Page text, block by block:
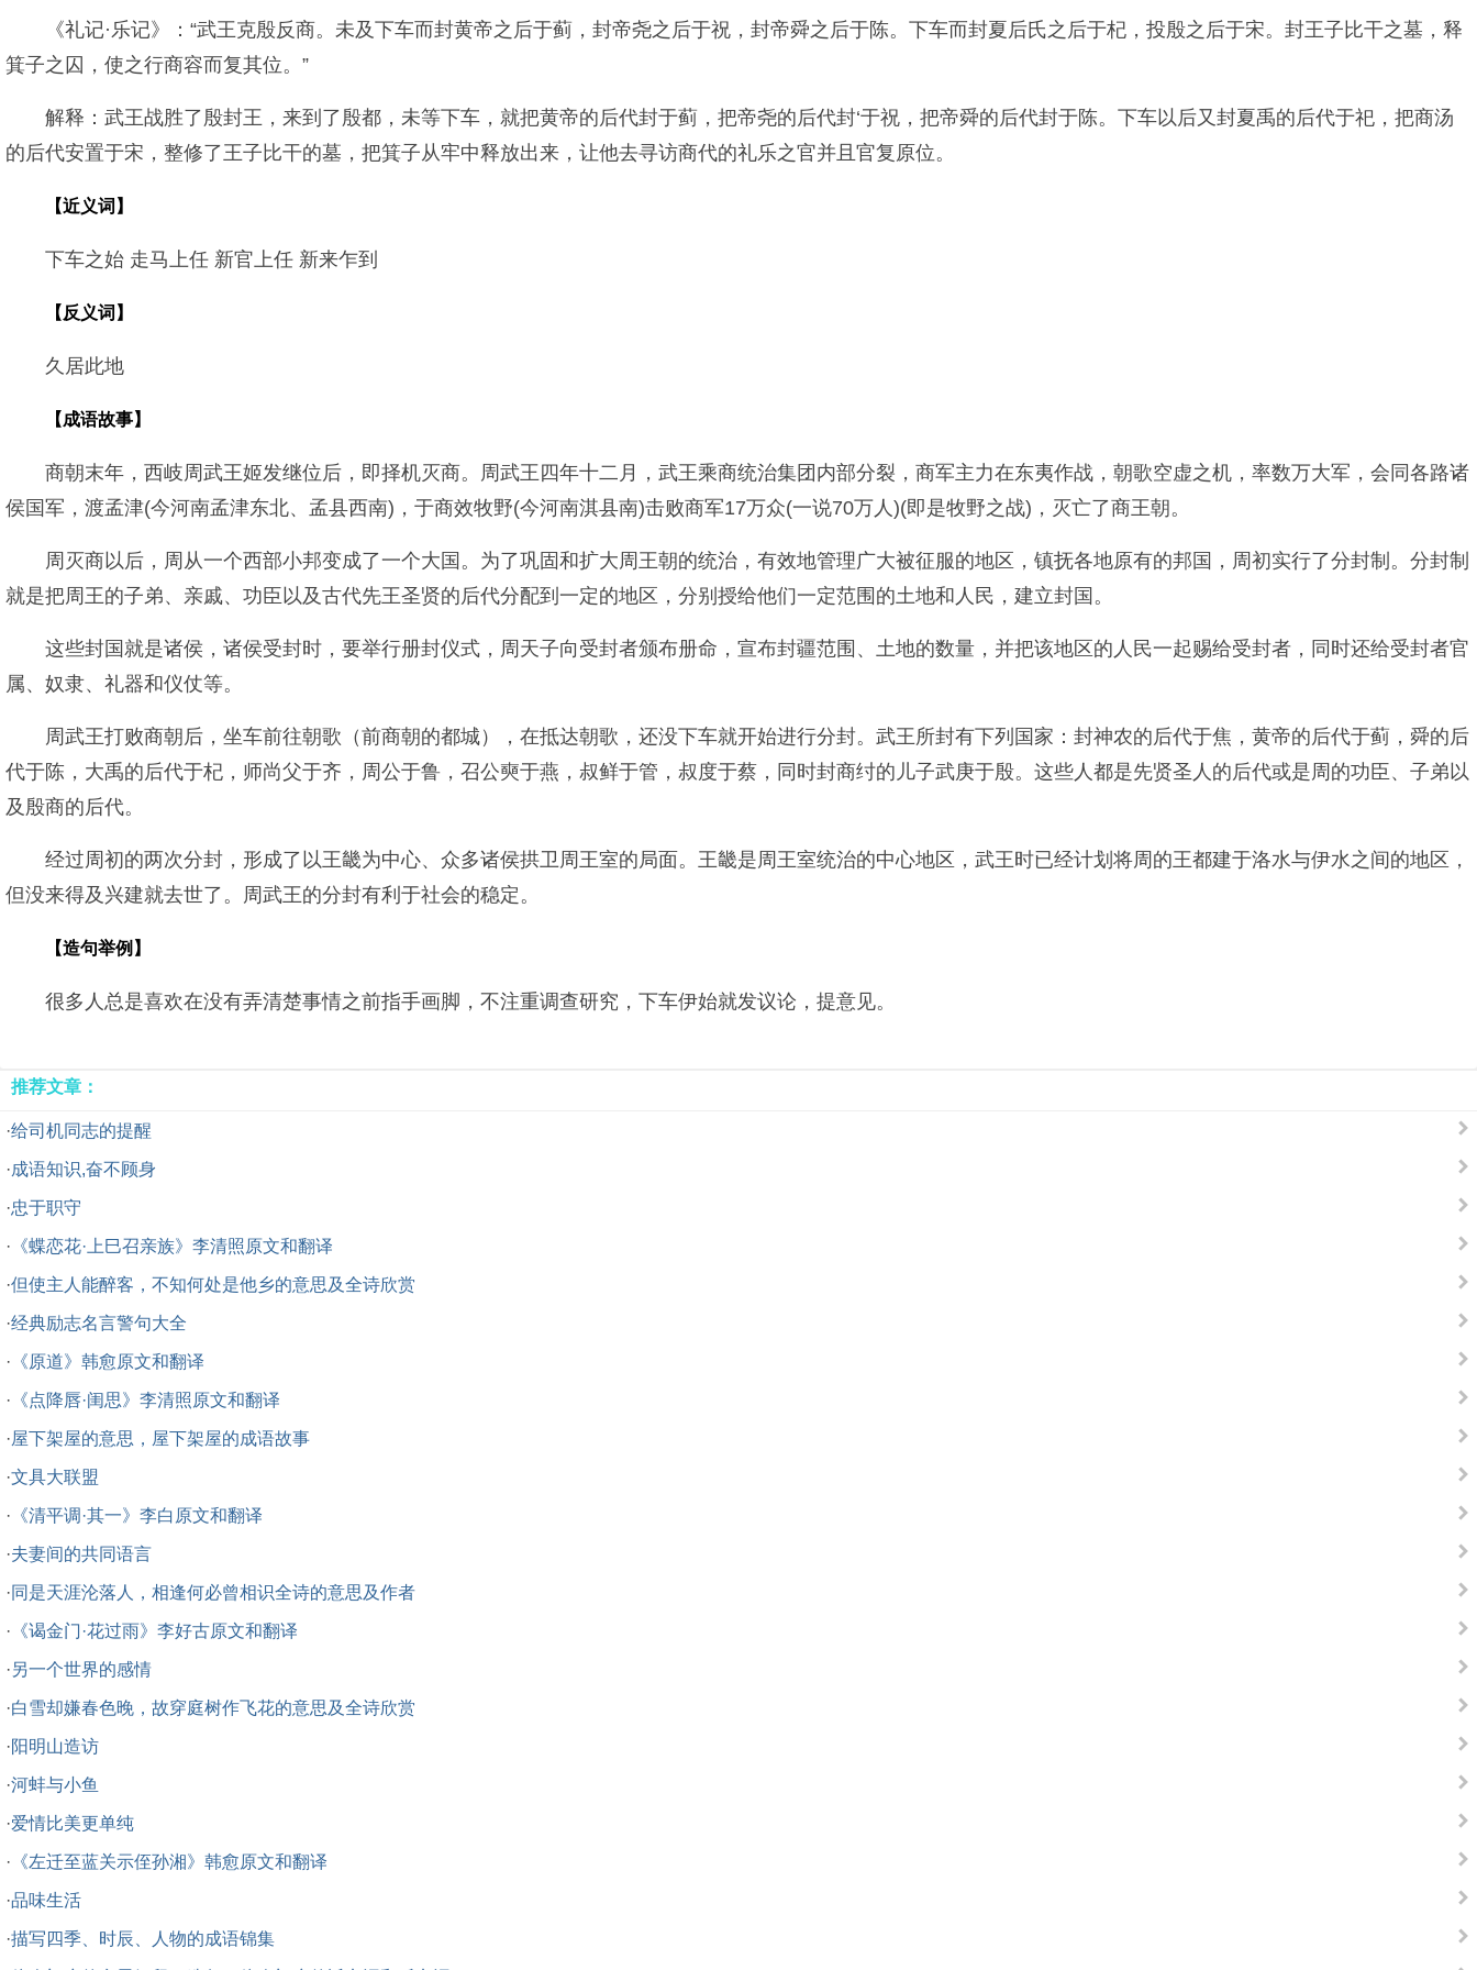
《礼记·乐记》：“武王克殷反商。未及下车而封黄帝之后于蓟，封帝尧之后于祝，封帝舜之后于陈。下车而封夏后氏之后于杞，投殷之后于宋。封王子比干之墓，释
箕子之囚，使之行商容而复其位。”
解释：武王战胜了殷封王，来到了殷都，未等下车，就把黄帝的后代封于蓟，把帝尧的后代封‘于祝，把帝舜的后代封于陈。下车以后又封夏禹的后代于祀，把商汤
的后代安置于宋，整修了王子比干的墓，把箕子从牢中释放出来，让他去寻访商代的礼乐之官并且官复原位。
【近义词】
下车之始 走马上任 新官上任 新来乍到
【反义词】
久居此地
【成语故事】
商朝末年，西岐周武王姬发继位后，即择机灭商。周武王四年十二月，武王乘商统治集团内部分裂，商军主力在东夷作战，朝歌空虚之机，率数万大军，会同各路诸
侯国军，渡孟津(今河南孟津东北、孟县西南)，于商效牧野(今河南淇县南)击败商军17万众(一说70万人)(即是牧野之战)，灭亡了商王朝。
周灭商以后，周从一个西部小邦变成了一个大国。为了巩固和扩大周王朝的统治，有效地管理广大被征服的地区，镇抚各地原有的邦国，周初实行了分封制。分封制
就是把周王的子弟、亲戚、功臣以及古代先王圣贤的后代分配到一定的地区，分别授给他们一定范围的土地和人民，建立封国。
这些封国就是诸侯，诸侯受封时，要举行册封仪式，周天子向受封者颁布册命，宣布封疆范围、土地的数量，并把该地区的人民一起赐给受封者，同时还给受封者官
属、奴隶、礼器和仪仗等。
周武王打败商朝后，坐车前往朝歌（前商朝的都城），在抵达朝歌，还没下车就开始进行分封。武王所封有下列国家：封神农的后代于焦，黄帝的后代于蓟，舜的后
代于陈，大禹的后代于杞，师尚父于齐，周公于鲁，召公奭于燕，叔鲜于管，叔度于蔡，同时封商纣的儿子武庚于殷。这些人都是先贤圣人的后代或是周的功臣、子弟以
及殷商的后代。
经过周初的两次分封，形成了以王畿为中心、众多诸侯拱卫周王室的局面。王畿是周王室统治的中心地区，武王时已经计划将周的王都建于洛水与伊水之间的地区，
但没来得及兴建就去世了。周武王的分封有利于社会的稳定。
【造句举例】
很多人总是喜欢在没有弄清楚事情之前指手画脚，不注重调查研究，下车伊始就发议论，提意见。
推荐文章：
·给司机同志的提醒
·成语知识,奋不顾身
·忠于职守
· 《蝶恋花·上巳召亲族》李清照原文和翻译
·但使主人能醉客，不知何处是他乡的意思及全诗欣赏
·经典励志名言警句大全
· 《原道》韩愈原文和翻译
· 《点降唇·闺思》李清照原文和翻译
·屋下架屋的意思，屋下架屋的成语故事
·文具大联盟
· 《清平调·其一》李白原文和翻译
·夫妻间的共同语言
·同是天涯沦落人，相逢何必曾相识全诗的意思及作者
· 《谒金门·花过雨》李好古原文和翻译
·另一个世界的感情
·白雪却嫌春色晚，故穿庭树作飞花的意思及全诗欣赏
·阳明山造访
·河蚌与小鱼
·爱情比美更单纯
· 《左迁至蓝关示侄孙湘》韩愈原文和翻译
·品味生活
·描写四季、时辰、人物的成语锦集